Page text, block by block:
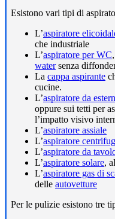
Esistono vari tipi di
L’aspiratore
che industriale
L’aspiratore per WC
watersenza
La cappa aspirante
cucine.
L’aspiratore da
oppure sui tetti per
l’impatto visivo
L’aspiratore assiale
L’aspiratore
L’aspiratore da
L’aspiratore solare,
L’aspiratore gas di
delle autovetture
Per le pulizie esistono tre